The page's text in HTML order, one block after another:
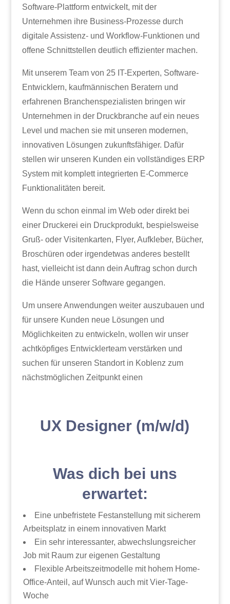
Software-Plattform entwickelt, mit der
Unternehmen ihre Business-Prozesse durch
digitale Assistenz- und Workflow-Funktionen und
offene Schnittstellen deutlich effizienter machen.
Mit unserem Team von 25 IT-Experten, Software-
Entwicklern, kaufmännischen Beratern und
erfahrenen Branchenspezialisten bringen wir
Unternehmen in der Druckbranche auf ein neues
Level und machen sie mit unseren modernen,
innovativen Lösungen zukunftsfähiger. Dafür
stellen wir unseren Kunden ein vollständiges ERP
System mit komplett integrierten E-Commerce
Funktionalitäten bereit.
Wenn du schon einmal im Web oder direkt bei
einer Druckerei ein Druckprodukt, bespielsweise
Gruß- oder Visitenkarten, Flyer, Aufkleber, Bücher,
Broschüren oder irgendetwas anderes bestellt
hast, vielleicht ist dann dein Auftrag schon durch
die Hände unserer Software gegangen.
Um unsere Anwendungen weiter auszubauen und
für unsere Kunden neue Lösungen und
Möglichkeiten zu entwickeln, wollen wir unser
achtköpfiges Entwicklerteam verstärken und
suchen für unseren Standort in Koblenz zum
nächstmöglichen Zeitpunkt einen
UX Designer (m/w/d)
Was dich bei uns
erwartet:
Eine unbefristete Festanstellung mit sicherem
Arbeitsplatz in einem innovativen Markt
Ein sehr interessanter, abwechslungsreicher
Job mit Raum zur eigenen Gestaltung
Flexible Arbeitszeitmodelle mit hohem Home-
Office-Anteil, auf Wunsch auch mit Vier-Tage-
Woche